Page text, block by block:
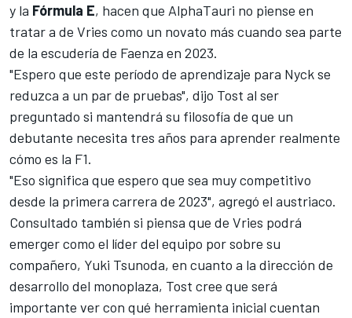
y la Fórmula E, hacen que AlphaTauri no piense en
tratar a de Vries como un novato más cuando sea parte
de la escudería de Faenza en 2023.
"Espero que este período de aprendizaje para Nyck se
reduzca a un par de pruebas", dijo Tost al ser
preguntado si mantendrá su filosofía de que un
debutante necesita tres años para aprender realmente
cómo es la F1.
"Eso significa que espero que sea muy competitivo
desde la primera carrera de 2023", agregó el austriaco.
Consultado también si piensa que de Vries podrá
emerger como el líder del equipo por sobre su
compañero, Yuki Tsunoda, en cuanto a la dirección de
desarrollo del monoplaza, Tost cree que será
importante ver con qué herramienta inicial cuentan